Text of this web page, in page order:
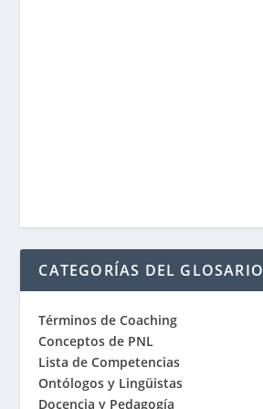
CATEGORÍAS DEL GLOSARIO
Términos de Coaching
Conceptos de PNL
Lista de Competencias
Ontólogos y Lingüistas
Docencia y Pedagogía